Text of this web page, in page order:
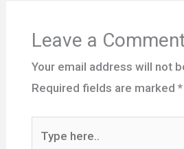
Leave a
Your email address will not
Required fields are marked *